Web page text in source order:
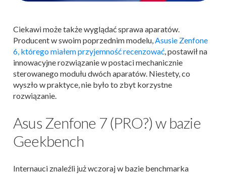
Ciekawi może także wyglądać sprawa aparatów.
Producent w swoim poprzednim modelu,Asusie Zenfone
6, którego miałem przyjemność recenzować, postawił na
innowacyjne rozwiązanie w postaci mechanicznie
sterowanego modułu dwóch aparatów. Niestety, co
wyszło w praktyce, nie było to zbyt korzystne
rozwiązanie.
Asus Zenfone 7 (PRO?) w bazie
Geekbench
Internauci znaleźli już wczoraj w bazie benchmarka